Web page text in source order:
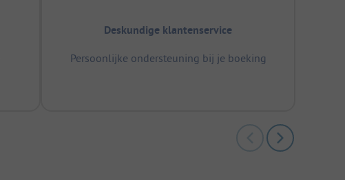
Deskundige klantenservice
Persoonlijke ondersteuning bij je boeking